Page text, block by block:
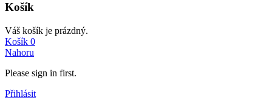
Košík
Váš košík je prázdný.
Košík 0
Nahoru
Please sign in first.
Přihlásit